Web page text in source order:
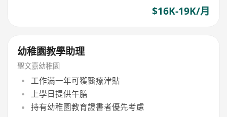
$16K-19K/月
幼稚園教學助理
聖文嘉幼稚園
工作滿一年可獲醫療津貼
上學日提供午膳
持有幼稚園教育證書者優先考慮